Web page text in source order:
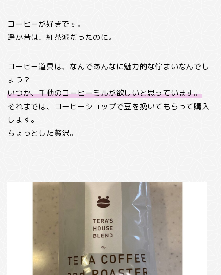
コーヒーが好きです。
遥か昔は、紅茶派だったのに。
コーヒー道具は、なんであんなに魅力的な佇まいなんでし
ょう？
いつか、手動のコーヒーミルが欲しいと思っています。
それまでは、コーヒーショップで豆を挽いてもらって購入
します。
ちょっとした贅沢。